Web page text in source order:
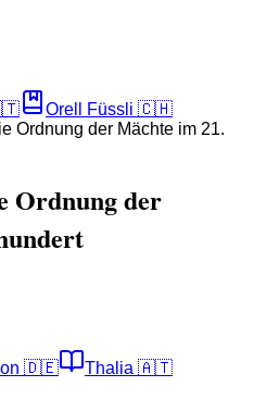
Orell Füssli 🇨🇭
Ordnung der
🇩🇪 Thalia 🇦🇹